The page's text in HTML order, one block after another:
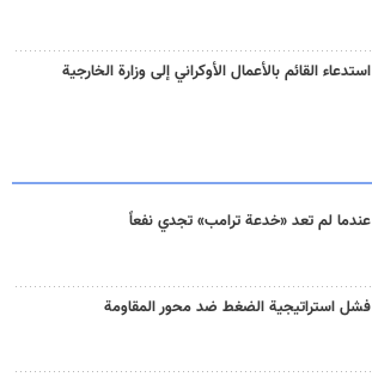
استدعاء القائم بالأعمال الأوكراني إلى وزارة الخارجية
عندما لم تعد «خدعة ترامب» تجدي نفعاً
فشل استراتيجية الضغط ضد محور المقاومة